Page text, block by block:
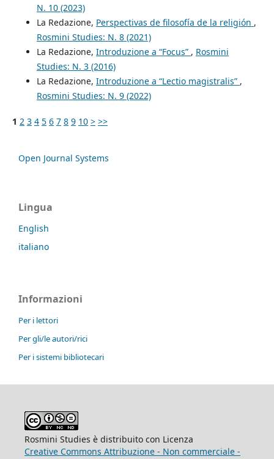
N. 10 (2023)
La Redazione, Perspectivas de filosofía de la religión ,
Rosmini Studies: N. 8 (2021)
La Redazione, Introduzione a “Focus” , Rosmini
Studies: N. 3 (2016)
La Redazione, Introduzione a “Lectio magistralis” ,
Rosmini Studies: N. 9 (2022)
1 2 3 4 5 6 7 8 9 10 > >>
Open Journal Systems
Lingua
English
italiano
Informazioni
Per i lettori
Per gli/le autori/rici
Per i sistemi bibliotecari
Rosmini Studies è distribuito con Licenza
Creative Commons Attribuzione - Non commerciale -